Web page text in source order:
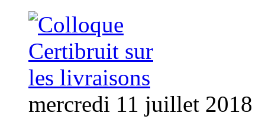
mercredi 11 juillet 2018